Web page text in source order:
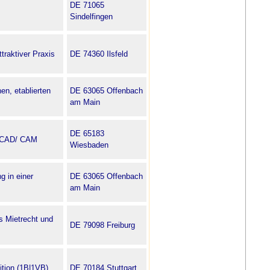
DE 71065
Sindelfingen
Praxis DE 74360 Ilsfeld
etablierten
DE 63065 Offenbach
am Main
CAM
DE 65183
Wiesbaden
in einer
DE 63065 Offenbach
am Main
Mietrecht und
DE 79098 Freiburg
(1B|1VB) DE 70184 Stuttgart